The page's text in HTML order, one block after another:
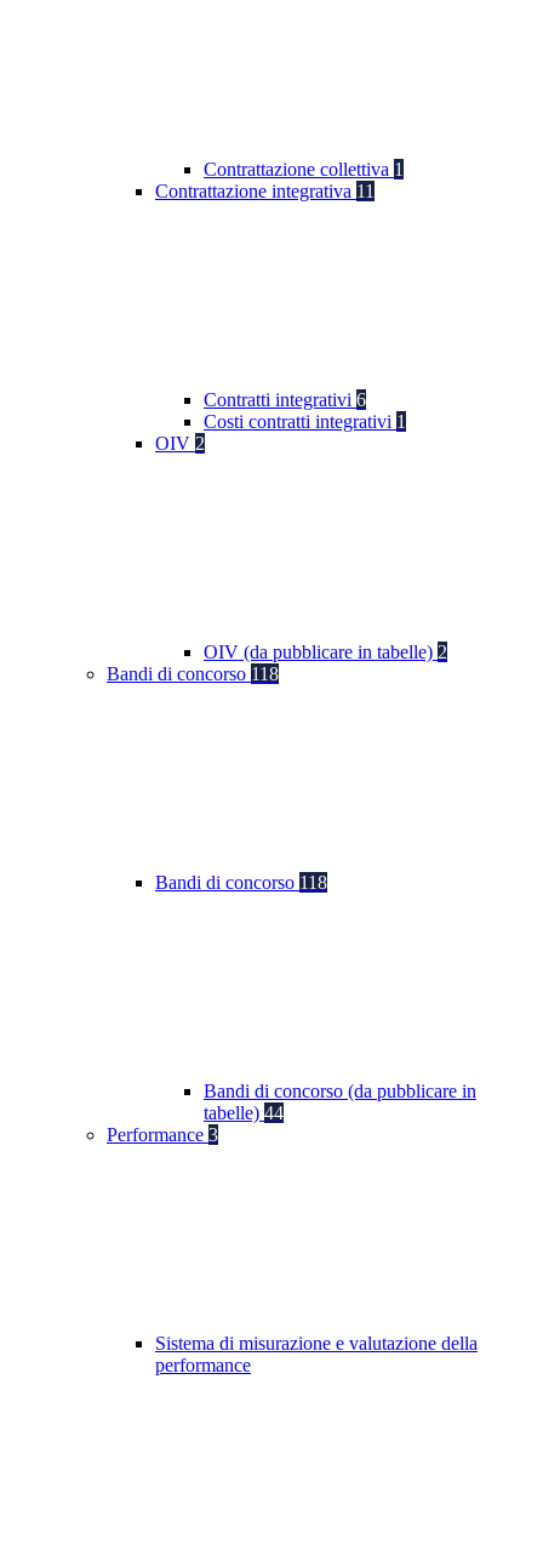
Contrattazione collettiva 1
Contrattazione integrativa 11
Contratti integrativi 6
Costi contratti integrativi 1
OIV 2
OIV (da pubblicare in tabelle) 2
Bandi di concorso 118
Bandi di concorso 118
Bandi di concorso (da pubblicare in
tabelle) 44
Performance 3
Sistema di misurazione e valutazione della
performance